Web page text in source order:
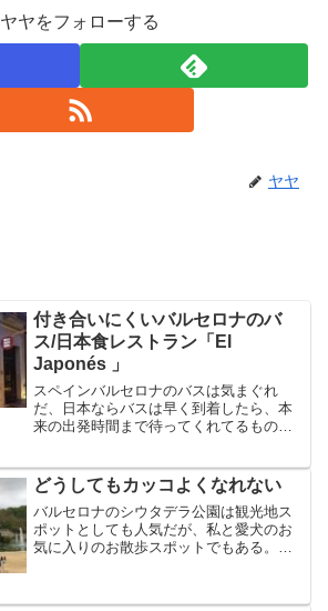
ヤヤをフォローする
ヤヤ
付き合いにくいバルセロナのバ
ス/日本食レストラン「El
Japonés 」
スペインバルセロナのバスは気まぐれ
だ、日本ならバスは早く到着したら、本
来の出発時間まで待ってくれてるもの
何回かバスを見逃した。こないだIESEの
学生たちとアシャンプラにある日本食屋
「El Japonés」に晩御飯にいったときの
話。
どうしてもカッコよくなれない
バルセロナのシウタデラ公園は観光地ス
ポットとしても人気だが、私と愛犬のお
気に入りのお散歩スポットでもある。大